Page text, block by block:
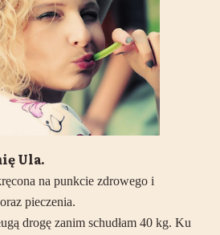
Ula.
na punkcie zdrowego i
pieczenia.
drogę zanim schudłam 40 kg. Ku